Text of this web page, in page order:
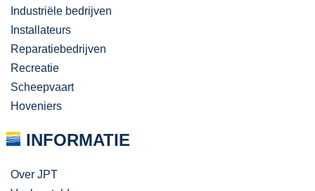
Industriële bedrijven
Installateurs
Reparatiebedrijven
Recreatie
Scheepvaart
Hoveniers
INFORMATIE
Over JPT